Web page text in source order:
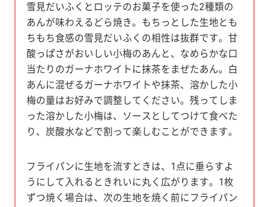
雪見だいふくとロッテのお菓子を使った2種類の
あんが味わえるどら焼き。もちっとした生地とも
ちもち食感の雪見だいふくの相性は抜群です。甘
酸っぱさがおいしい小梅のあんと、なめらかな口
当たりのガーナホワイトに抹茶をまぜたあん。白
あんに混ぜるガーナホワイトや抹茶、溶かした小
梅の量はお好みで調整してください。残ってしま
った溶かした小梅は、ソースとしてつけて食べた
り、炭酸水などで割って楽しむことができます。
フライパンに生地を流すときは、1点に垂らすよ
うにして入れるときれいに丸く広がります。1枚
ずつ焼く場合は、次の生地を焼く前にフライパン